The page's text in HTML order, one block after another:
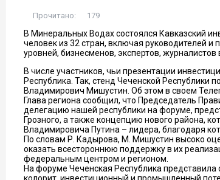
Прочитано: 179
В Минеральных Водах состоялся Кавказский
человек из 32 стран, включая руководителей и
уровней, бизнесменов, экспертов,
В числе участников, чьи презентации
Республика. Так, стенд Чеченской Республики
Владимирович Мишустин. Об этом в своем
Глава региона сообщил, что Председатель
делегацию нашей республики на форуме,
Грозного, а также концепцию нового района,
Владимировича Путина – лидера, благодаря
По словам Р. Кадырова, М. Мишустин высоко
оказать всестороннюю поддержку в их
федеральным центром и регионом.
На форуме Чеченская Республика